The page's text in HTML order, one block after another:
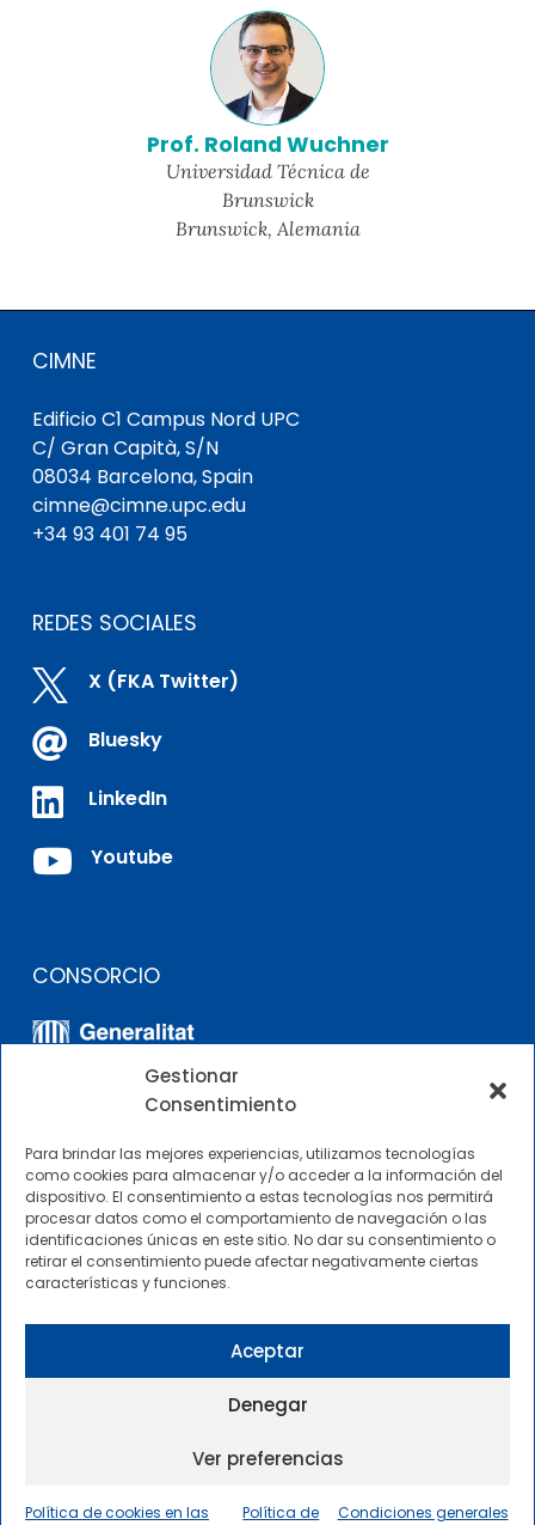
Gestionar
Consentimiento
Para brindar las mejores experiencias, utilizamos tecnologías
como cookies para almacenar y/o acceder a la información del
dispositivo. El consentimiento a estas tecnologías nos permitirá
procesar datos como el comportamiento de navegación o las
identificaciones únicas en este sitio. No dar su consentimiento o
retirar el consentimiento puede afectar negativamente ciertas
características y funciones.
Aceptar
Denegar
Ver preferencias
Política de cookies en las Política de Condiciones generales
Prof. Roland Wuchner
Universidad Técnica de
Brunswick
Brunswick, Alemania
CIMNE
Edificio C1 Campus Nord UPC
C/ Gran Capità, S/N
08034 Barcelona, Spain
cimne@cimne.upc.edu
+34 93 401 74 95
REDES SOCIALES
 X (FKA Twitter)
 Bluesky
 LinkedIn
 Youtube
CONSORCIO
OTROS ENLACES
Perfil del contratante
2025 © Centre Internacional de Mètodes Numèrics a
Política de privacidad
Política de cookies|